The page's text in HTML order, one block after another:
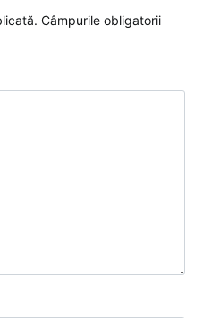
Câmpurile obligatorii